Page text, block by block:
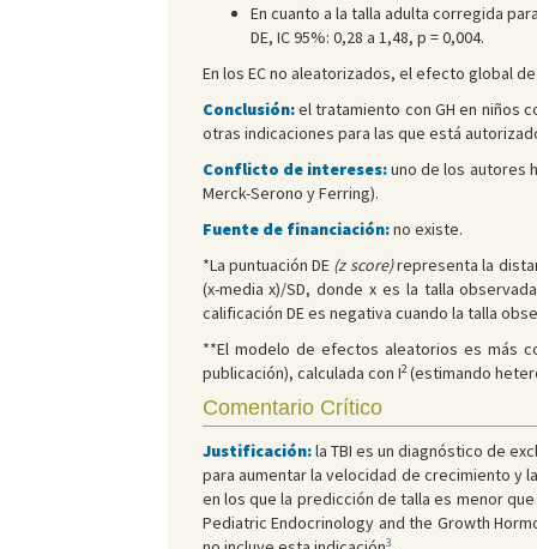
En cuanto a la talla adulta corregida
DE, IC 95%: 0,28 a 1,48, p = 0,004.
En los EC no aleatorizados, el efecto global de
Conclusión:el tratamiento con GH en niños
otras indicaciones para las que está
Conflicto de intereses:uno de los autores
Merck-Serono y Ferring).
Fuente de financiación:no existe.
*La puntuación DE (z score)representa la
(x-media x)/SD, donde x es la talla
calificación DE es negativa cuando la talla
**El modelo de efectos aleatorios es más
publicación), calculada con I2(estimando
Comentario Crítico
Justificación:la TBI es un diagnóstico de
para aumentar la velocidad de crecimiento y
en los que la predicción de talla es menor
Pediatric Endocrinology and the Growth
3